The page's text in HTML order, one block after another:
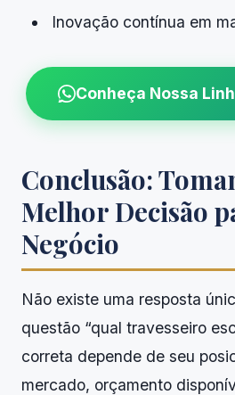
Inovação contínua em
Conheça Nossa
Conclusão:
Melhor Decisão
Negócio
Não existe uma resposta
questão “qual travesseiro
correta depende de seu
mercado, orçamento